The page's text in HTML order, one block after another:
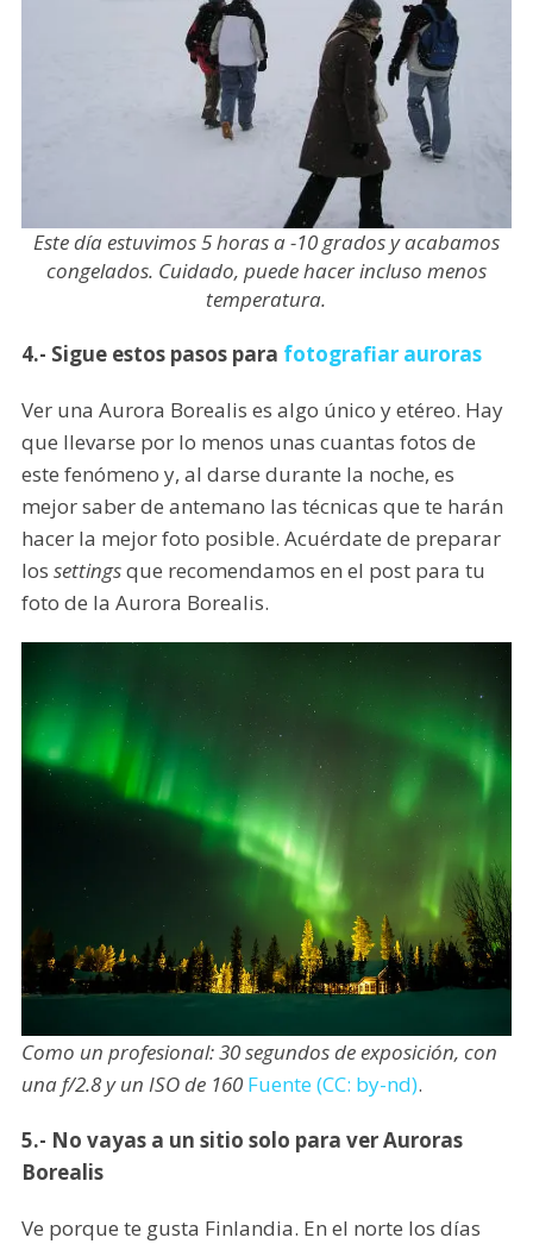
Este día estuvimos 5 horas a -10 grados y acabamos
congelados. Cuidado, puede hacer incluso menos
temperatura.
4.- Sigue estos pasos para fotografiar auroras
Ver una Aurora Borealis es algo único y etéreo. Hay
que llevarse por lo menos unas cuantas fotos de
este fenómeno y, al darse durante la noche, es
mejor saber de antemano las técnicas que te harán
hacer la mejor foto posible. Acuérdate de preparar
los settingsque recomendamos en el post para tu
foto de la Aurora Borealis.
Como un profesional: 30 segundos de exposición, con
una f/2.8 y un ISO de 160 Fuente (CC: by-nd).
5.- No vayas a un sitio solo para ver Auroras
Borealis
Ve porque te gusta Finlandia. En el norte los días